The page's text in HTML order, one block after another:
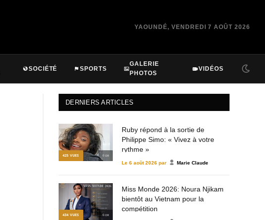
YAOUNDÉ, VENDREDI 7 AOÛT 2026
SOCIÉTÉ SPORTS
GALERIE
PHOTOS
VIDÉOS
DERNIERS ARTICLES
425 VUES © DR
Ruby répond à la sortie de
Philippe Simo: « Vivez à votre
rythme »
Le 6 août 2026 par Marie Claude
434 VUES © DR
Miss Monde 2026: Noura Njikam
bientôt au Vietnam pour la
compétition